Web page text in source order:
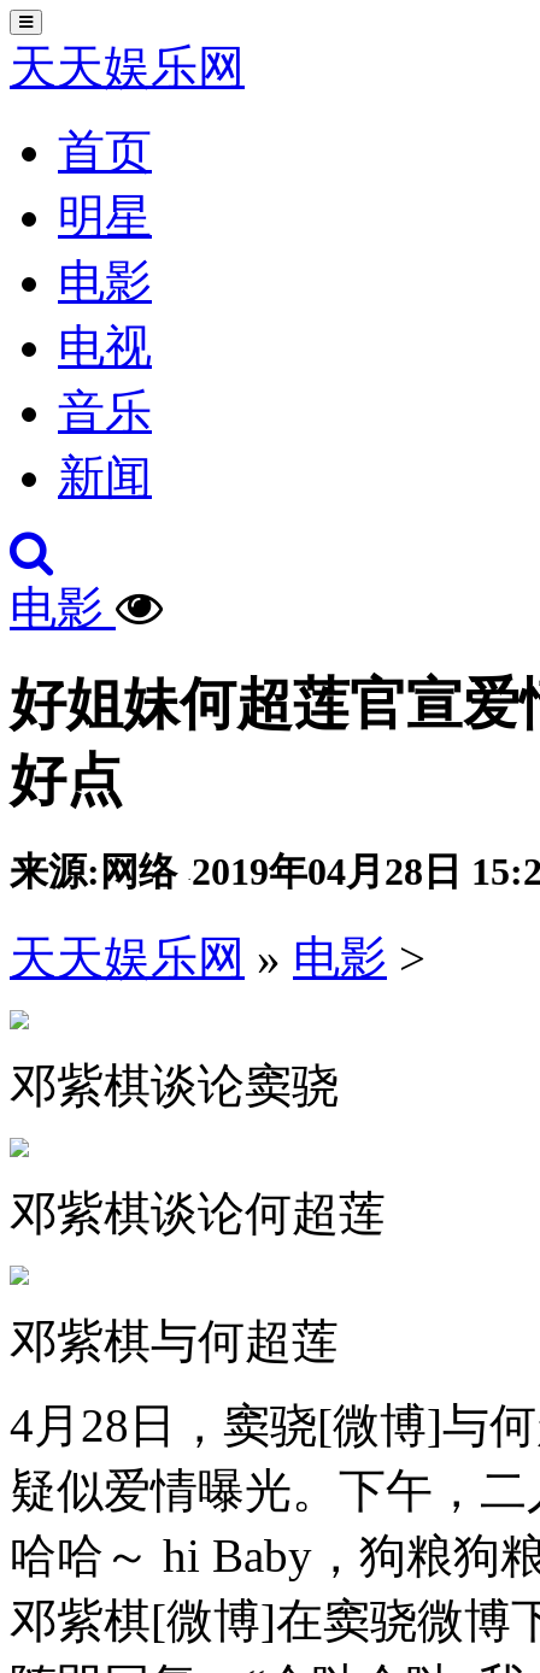
切
换
导
航
天天娱乐网
首页
明星
电影
电视
音乐
新闻
电影
好姐妹何超莲官宣
好点
来源:网络 ·2019年04月28日
天天娱乐网 » 电影 >
邓紫棋谈论窦骁
邓紫棋谈论何超莲
邓紫棋与何超莲
4月28日，窦骁[微博]与
疑似爱情曝光。下午，
哈哈～ hi Baby，狗粮狗
邓紫棋[微博]在窦骁微博